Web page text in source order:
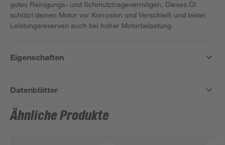
gutes Reinigungs- und Schmutztragevermögen. Dieses Öl
schützt deinen Motor vor Korrosion und Verschleiß und bietet
Leistungsreserven auch bei hoher Motorbelastung.
Eigenschaften
Datenblätter
Ähnliche Produkte